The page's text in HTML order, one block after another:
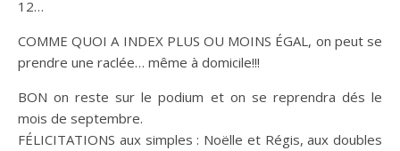
12…
COMME QUOI A INDEX PLUS OU MOINS ÉGAL, on peut se
prendre une raclée… même à domicile!!!
BON on reste sur le podium et on se reprendra dés le
mois de septembre.
FÉLICITATIONS aux simples : Noëlle et Régis, aux doubles